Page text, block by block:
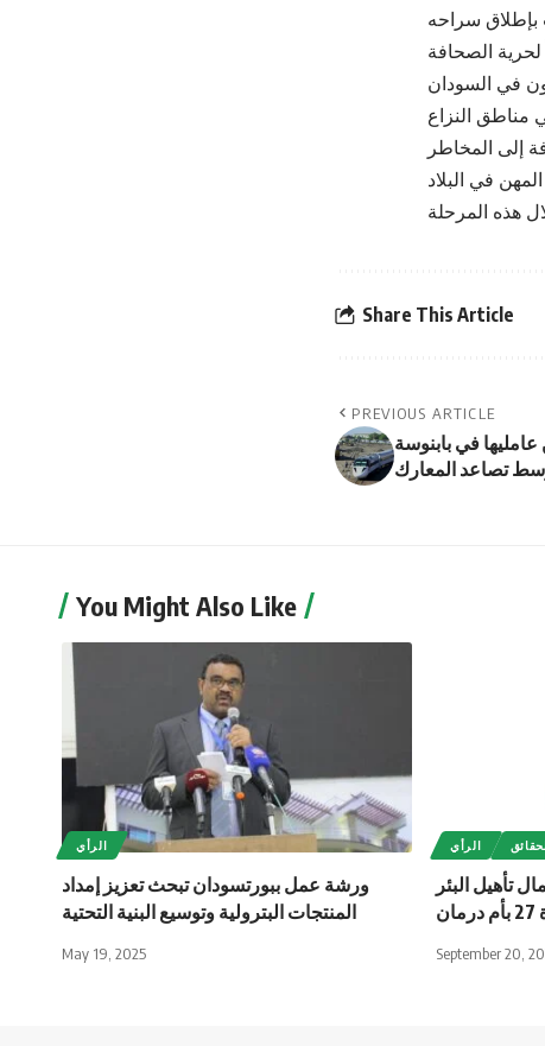
بإطلاق سراحه
في أبريل 2023، أصبح الصحفيون في السودان
إلى المخاطر
في البلاد
Share This Article
PREVIOUS ARTICLE
السودان تنعى 14 من عامليها في بابنوسة
تصاعد المعارك
You Might Also Like
الرأي
ورشة عمل ببورتسودان تبحث تعزيز إمداد
المنتجات البترولية وتوسيع البنية التحتية
May 19, 2025
الرأي
تأهيل البئر
September 20,